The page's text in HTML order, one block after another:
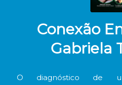
Conexão
Gabriela
O diagnóstico de